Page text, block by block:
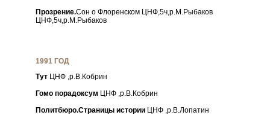
Прозрение.Сон о Флоренском ЦНФ,5ч,р.М.Рыбаков
ЦНФ,5ч,р.М.Рыбаков
1991 ГОД
Тут ЦНФ ,р.В.Кобрин
Гомо порадоксум ЦНФ ,р.В.Кобрин
Политбюро.Страницы истории ЦНФ ,р.В.Лопатин